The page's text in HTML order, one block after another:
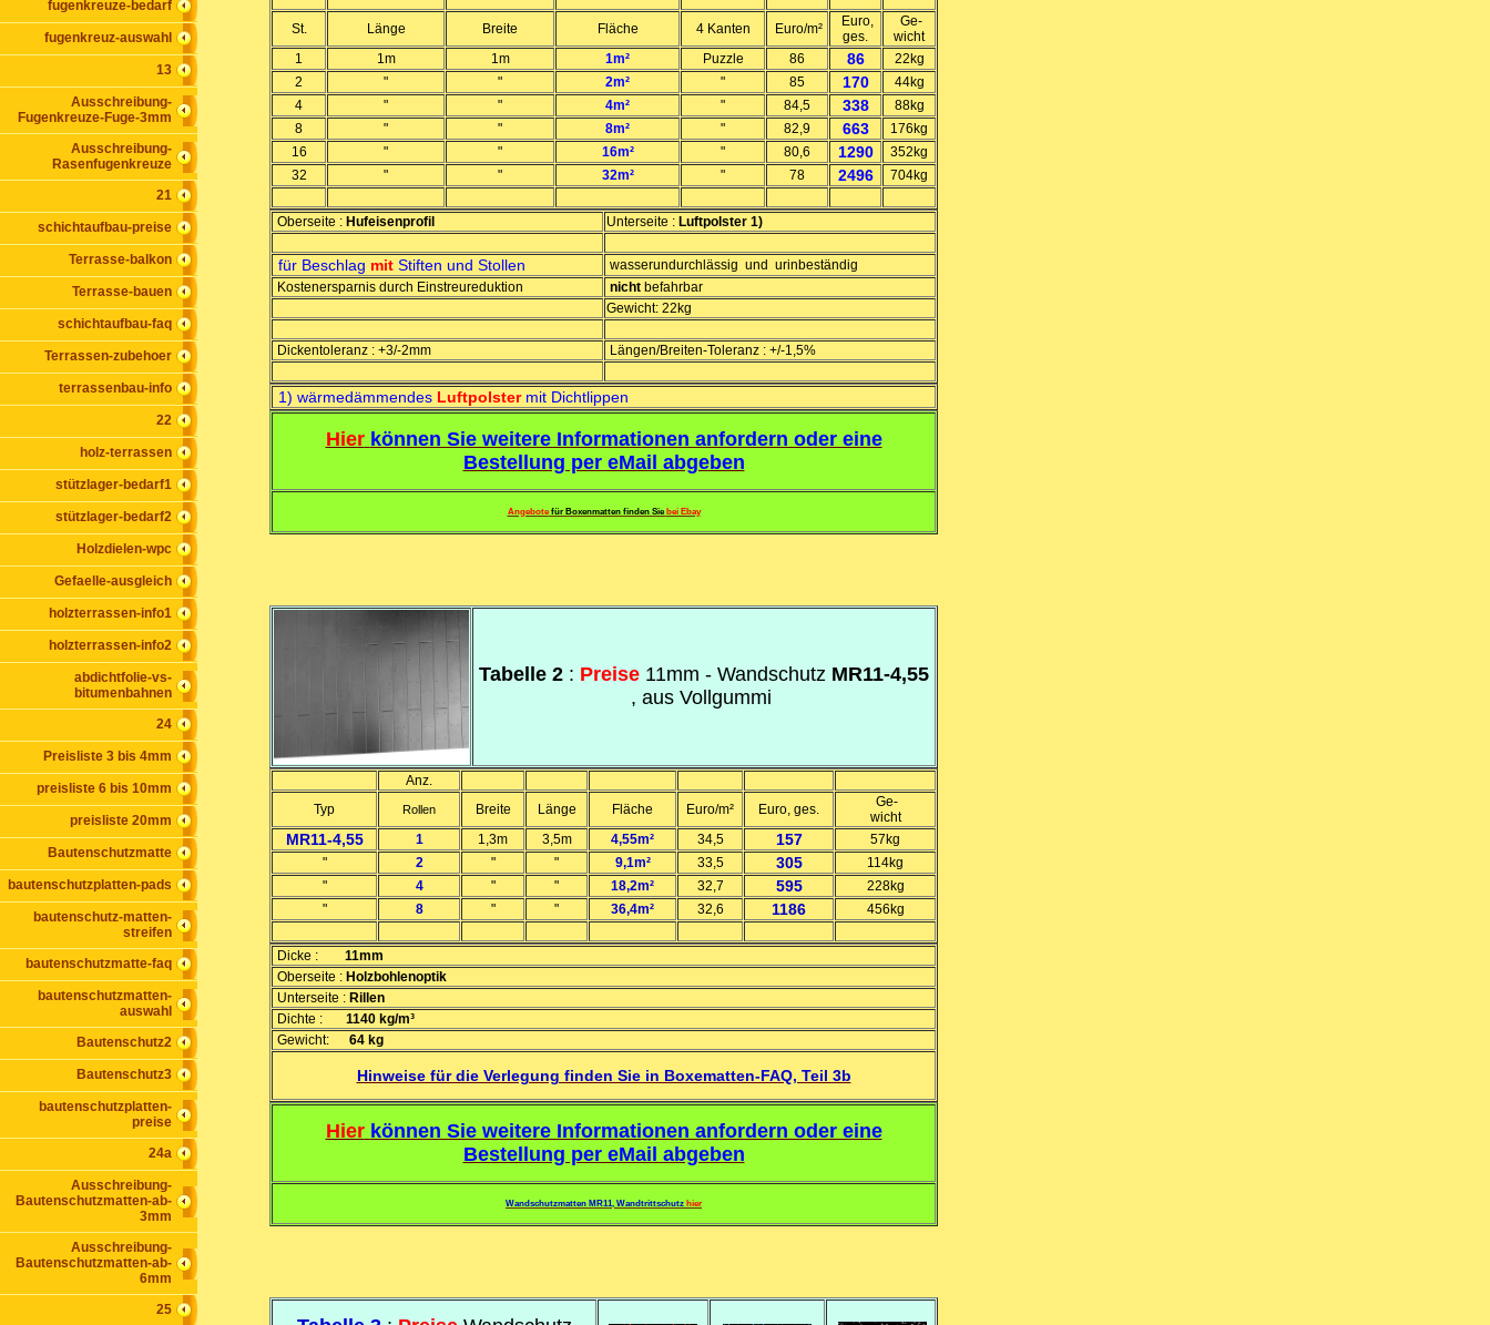
fugenkreuze-bedarf
fugenkreuz-auswahl
13
Ausschreibung-
Fugenkreuze-Fuge-3mm
Ausschreibung-
Rasenfugenkreuze
21
schichtaufbau-preise
Terrasse-balkon
Terrasse-bauen
schichtaufbau-faq
Terrassen-zubehoer
terrassenbau-info
22
holz-terrassen
stützlager-bedarf1
stützlager-bedarf2
Holzdielen-wpc
Gefaelle-ausgleich
holzterrassen-info1
holzterrassen-info2
abdichtfolie-vs-
bitumenbahnen
24
Preisliste 3 bis 4mm
preisliste 6 bis 10mm
preisliste 20mm
Bautenschutzmatte
bautenschutzplatten-pads
bautenschutz-matten-
streifen
bautenschutzmatte-faq
bautenschutzmatten-
auswahl
Bautenschutz2
Bautenschutz3
bautenschutzplatten-
preise
24a
Ausschreibung-
Bautenschutzmatten-ab-
3mm
Ausschreibung-
Bautenschutzmatten-ab-
6mm
25
St. Länge Breite Fläche 4 Kanten Euro/m²
Euro,
ges.
Ge-
wicht
1
1m 1m 1m² Puzzle 86 86
22kg
2
" " 2m² " 85 170
44kg
4
" " 4m² " 84,5 338
88kg
8
" " 8m² " 82,9 663
176kg
16
" " 16m² " 80,6 1290
352kg
32
" " 32m² " 78 2496 704kg
Oberseite : Hufeisenprofil Unterseite : Luftpolster 1)
für Beschlag mit Stiften und Stollen
wasserundurchlässig und urinbeständig
Kostenersparnis durch Einstreureduktion
nicht befahrbar
Gewicht: 22kg
Dickentoleranz : +3/-2mm Längen/Breiten-Toleranz : +/-1,5%
1) wärmedämmendes Luftpolster mit Dichtlippen
Hier können Sie weitere Informationen anfordern oder eine
Bestellung per eMail abgeben
Angebotefür Boxenmatten finden Sie bei Ebay
Tabelle 2 : Preise 11mm - Wandschutz MR11-4,55
, aus Vollgummi
Anz.
Typ
Rollen Breite Länge Fläche Euro/m² Euro, ges.
Ge-
wicht
MR11-4,55 1 1,3m 3,5m 4,55m² 34,5 157
57kg
"
2 " " 9,1m² 33,5 305
114kg
"
4 " " 18,2m² 32,7 595
228kg
"
8 " " 36,4m² 32,6 1186 456kg
Dicke :
11mm
Oberseite : Holzbohlenoptik
Unterseite : Rillen
Dichte :
1140 kg/m³
Gewicht:
64 kg
Hinweise für die Verlegung finden Sie in Boxematten-FAQ, Teil 3b
Hier können Sie weitere Informationen anfordern oder eine
Bestellung per eMail abgeben
Wandschutzmatten MR11, Wandtrittschutz hier